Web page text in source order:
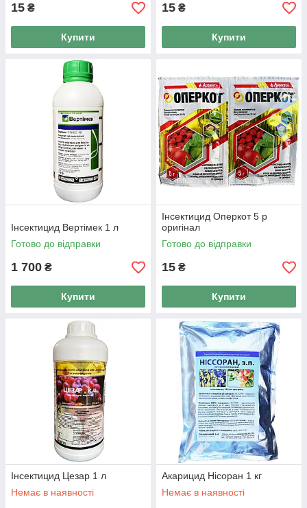
15 ₴
Купити
15 ₴
Купити
Інсектицид Вертімек 1 л
Готово до відправки
1 700 ₴
Купити
Інсектицид Оперкот 5 р
оригінал
Готово до відправки
15 ₴
Купити
Інсектицид Цезар 1 л
Немає в наявності
Акарицид Нісоран 1 кг
Немає в наявності